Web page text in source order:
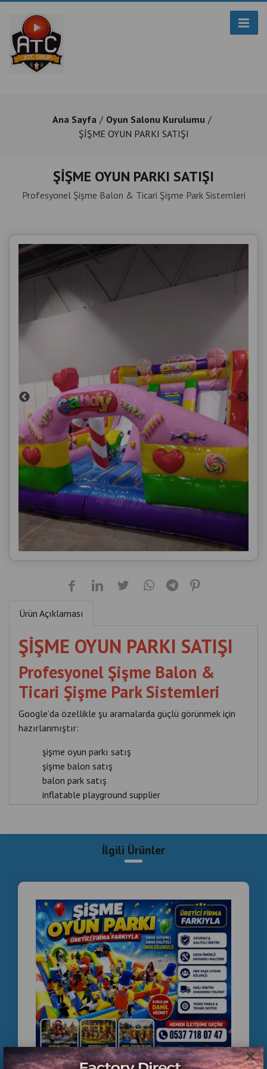
×
Ana Sayfa
Oyun Salonu Kurulumu
ŞİŞME OYUN PARKI SATIŞI
ŞİŞME OYUN PARKI SATIŞI
Profesyonel Şişme Balon & Ticari Şişme Park Sistemleri
Ürün Açıklaması
ŞİŞME OYUN PARKI SATIŞI
Profesyonel Şişme Balon &
Ticari Şişme Park Sistemleri
Google’da özellikle şu aramalarda güçlü görünmek için
hazırlanmıştır:
şişme oyun parkı satış
şişme balon satış
balon park satış
inflatable playground supplier
commercial inflatable park
🌍 yurt içi & yurt dışı müşteri
🎈Şişme Oyun Parkı
Satışında Profesyonel
Çözümler
Profesyonel üretim altyapımızla
👉 şişme oyun parkı satış, balon park sistemleri ve ticari
şişme eğlence ürünleri üretimi yapıyoruz.
Türkiye geneli ve yurt dışına
🌍 yüksek kaliteli şişme park sistemleri gönderiyoruz.
İlgili Ürünler